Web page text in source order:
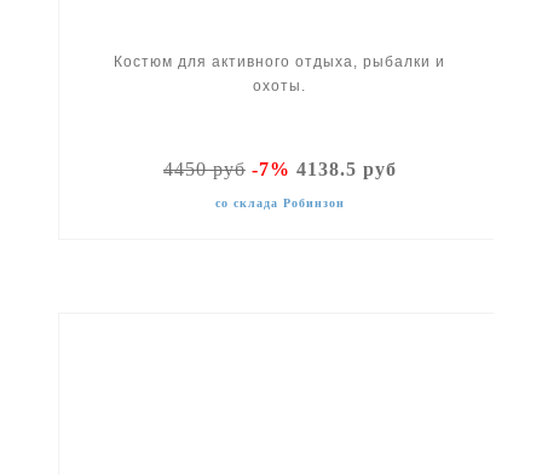
Костюм для активного отдыха, рыбалки и
охоты.
4450 руб-7% 4138.5 руб
со склада Робинзон